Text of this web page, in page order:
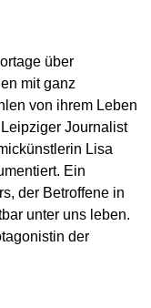
über
mit ganz
von ihrem Leben
Journalist
Lisa
Ein
der Betroffene in
unter uns leben.
der